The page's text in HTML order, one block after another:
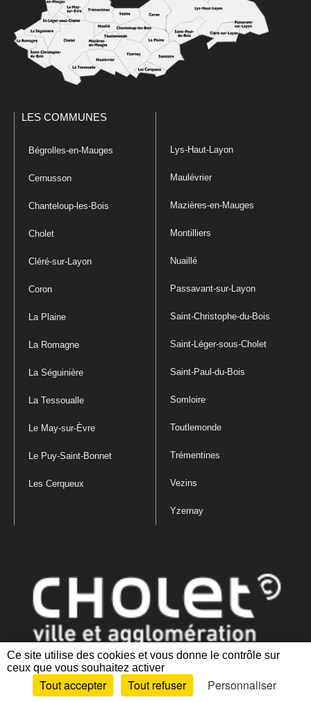
Ce site utilise des cookies et vous donne le contrôle sur
ceux que vous souhaitez activer
Tout accepter Tout refuser
Personnaliser
LES COMMUNES
Bégrolles-en-Mauges
Cernusson
Chanteloup-les-Bois
Cholet
Cléré-sur-Layon
Coron
La Plaine
La Romagne
La Séguinière
La Tessoualle
Le May-sur-Èvre
Le Puy-Saint-Bonnet
Les Cerqueux
Lys-Haut-Layon
Maulévrier
Mazières-en-Mauges
Montilliers
Nuaillé
Passavant-sur-Layon
Saint-Christophe-du-Bois
Saint-Léger-sous-Cholet
Saint-Paul-du-Bois
Somloire
Toutlemonde
Trémentines
Vezins
Yzernay
Mentions légales|Politique de confidentialité
des cookies |Plan du site Accessibilité : partiellement conforme